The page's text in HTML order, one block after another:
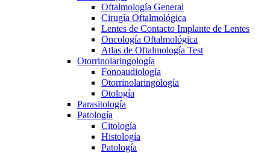
Oftalmología General
Cirugía Oftalmológica
Lentes de Contacto Implante de Lentes
Oncología Oftalmológica
Atlas de Oftalmología Test
Otorrinolaringología
Fonoaudiología
Otorrinolaringología
Otología
Parasitología
Patología
Citología
Histología
Patología